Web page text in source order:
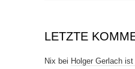
LETZTE
Nix bei Holger Gerlach